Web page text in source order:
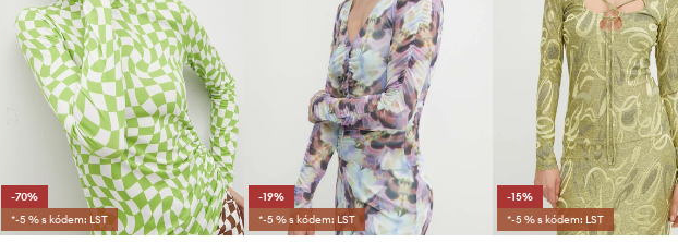
-70%
*-5 % s kódem: LST
-19%
*-5 % s kódem: LST
-15%
*-5 % s kódem: LST